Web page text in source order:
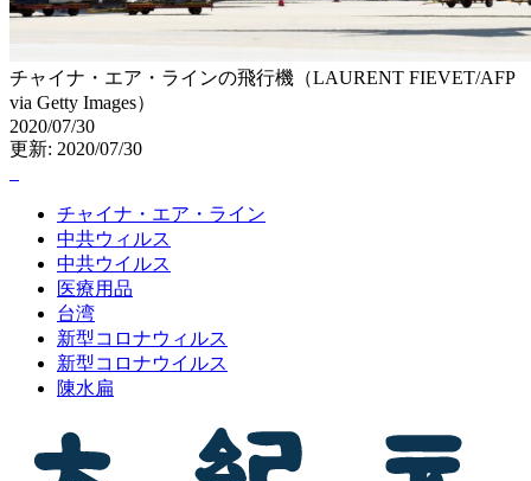
チャイナ・エア・ラインの飛行機（LAURENT FIEVET/AFP
via Getty Images）
2020/07/30
更新: 2020/07/30
チャイナ・エア・ライン
中共ウィルス
中共ウイルス
医療用品
台湾
新型コロナウィルス
新型コロナウイルス
陳水扁